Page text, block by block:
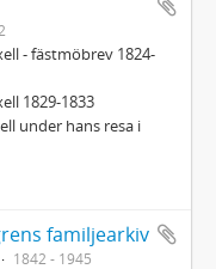
- fästmöbrev 1824-
1829-1833
under hans resa i
familjearkiv
1842 - 1945